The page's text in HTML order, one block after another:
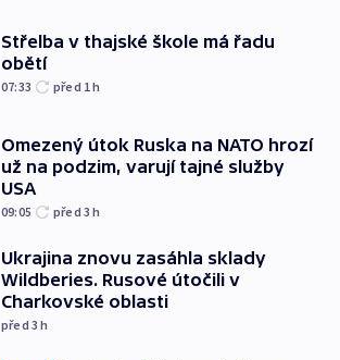
Střelba v thajské škole má řadu
obětí
07:33 před 1h
Omezený útok Ruska na NATO hrozí
už na podzim, varují tajné služby
USA
09:05 před 3h
Ukrajina znovu zasáhla sklady
Wildberies. Rusové útočili v
Charkovské oblasti
před 3h